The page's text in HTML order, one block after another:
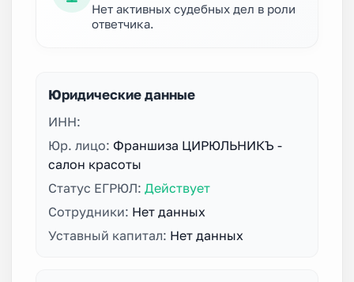
Нет активных судебных дел в роли
ответчика.
Юридические данные
ИНН:
Юр. лицо: Франшиза ЦИРЮЛЬНИКЪ -
салон красоты
Статус ЕГРЮЛ: Действует
Сотрудники: Нет данных
Уставный капитал: Нет данных